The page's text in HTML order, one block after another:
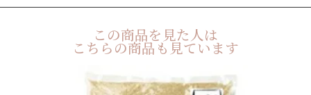
この商品を見た人は
こちらの商品も見ています